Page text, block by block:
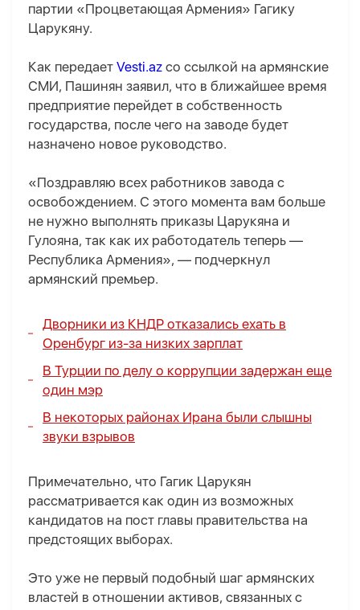
партии «Процветающая Армения» Гагику
Царукяну.
Как передает Vesti.az со ссылкой на армянские
СМИ, Пашинян заявил, что в ближайшее время
предприятие перейдет в собственность
государства, после чего на заводе будет
назначено новое руководство.
«Поздравляю всех работников завода с
освобождением. С этого момента вам больше
не нужно выполнять приказы Царукяна и
Гулояна, так как их работодатель теперь —
Республика Армения», — подчеркнул
армянский премьер.
Дворники из КНДР отказались ехать в
Оренбург из-за низких зарплат
В Турции по делу о коррупции задержан еще
один мэр
В некоторых районах Ирана были слышны
звуки взрывов
Примечательно, что Гагик Царукян
рассматривается как один из возможных
кандидатов на пост главы правительства на
предстоящих выборах.
Это уже не первый подобный шаг армянских
властей в отношении активов, связанных с